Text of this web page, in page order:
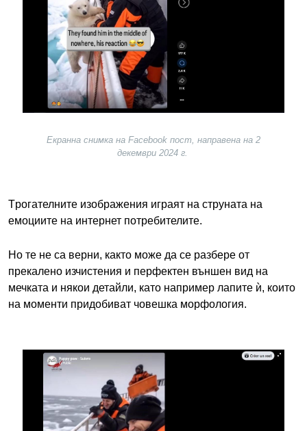
Екранна снимка на Facebook пост, направена на 2
декември 2024 г.
Tрогателните изображения играят на струната на
емоциите на интернет потребителите.
Но те не са верни, както може да се разбере от
прекалено изчистения и перфектен външен вид на
мечката и някои детайли, като например лапите ѝ, които
на моменти придобиват човешка морфология.